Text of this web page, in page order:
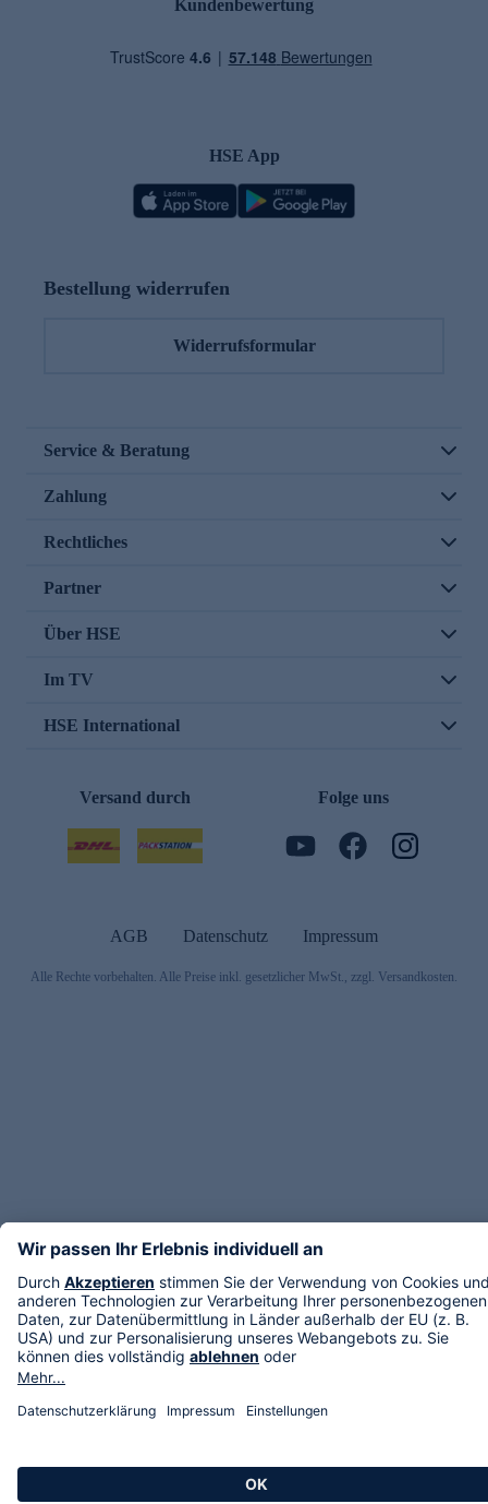
Kundenbewertung
HSE App
Bestellung widerrufen
Widerrufsformular
Service & Beratung
Zahlung
Rechtliches
Partner
Über HSE
Im TV
HSE International
Versand durch Folge uns
AGB Datenschutz Impressum
Alle Rechte vorbehalten. Alle Preise inkl. gesetzlicher MwSt., zzgl. Versandkosten.